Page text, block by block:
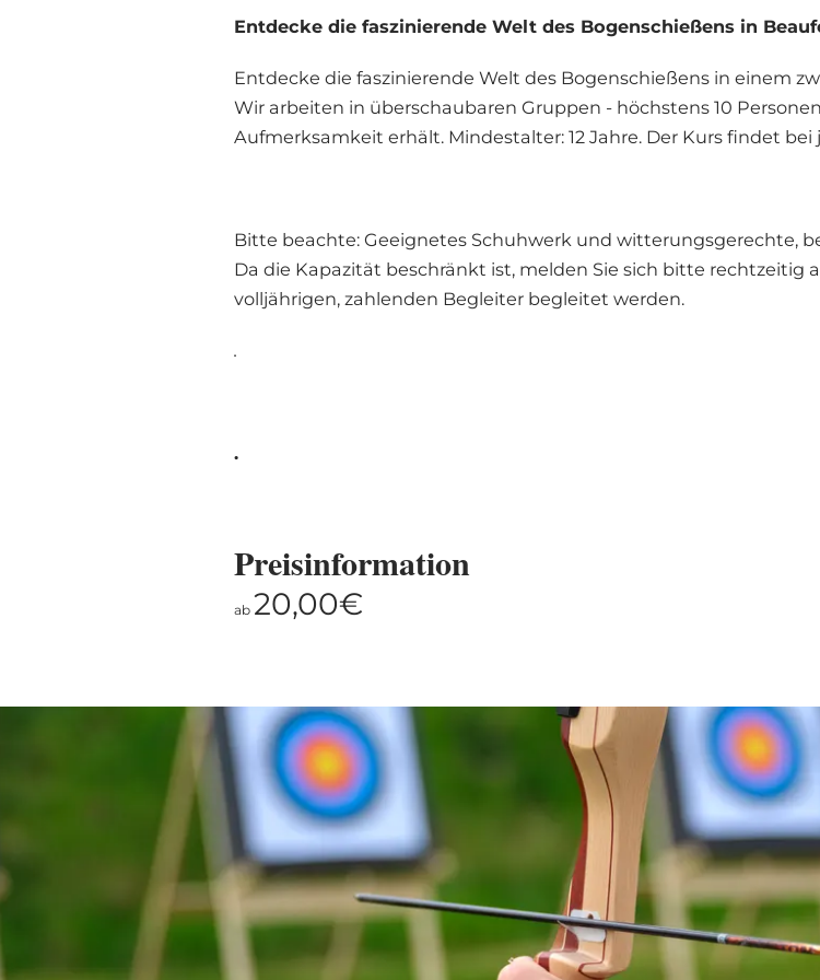
Entdecke die faszinierende Welt des Bogenschießens in
Entdecke die faszinierende Welt des Bogenschießens in einem
Wir arbeiten in überschaubaren Gruppen - höchstens 10
Aufmerksamkeit erhält. Mindestalter: 12 Jahre. Der Kurs findet
Bitte beachte: Geeignetes Schuhwerk und witterungsgerechte,
Da die Kapazität beschränkt ist, melden Sie sich bitte rechtzeitig
volljährigen, zahlenden Begleiter begleitet werden.
.
.
Preisinformation
ab 20,00€